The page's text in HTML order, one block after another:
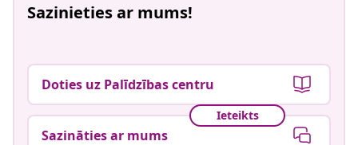
Sazinieties ar mums!
Doties uz Palīdzības centru
Ieteikts
Sazināties ar mums